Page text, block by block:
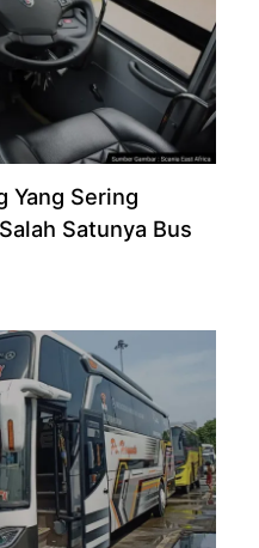
Yang Sering
Satunya Bus